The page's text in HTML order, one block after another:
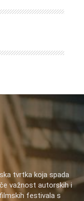
tvrtka koja spada
važnost autorskih i
festivala s